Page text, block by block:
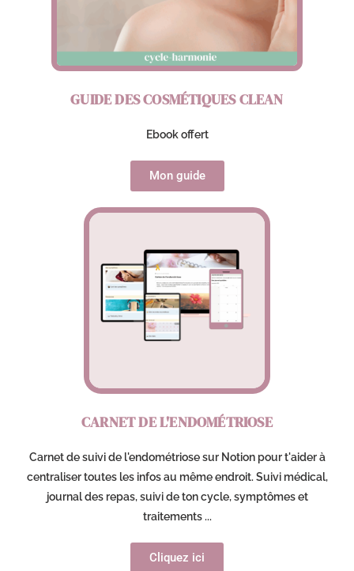
GUIDE DES COSMÉTIQUES CLEAN
Ebook offert
Mon guide
CARNET DE L'ENDOMÉTRIOSE
Carnet de suivi de l'endométriose sur Notion pour t'aider à
centraliser toutes les infos au même endroit. Suivi médical,
journal des repas, suivi de ton cycle, symptômes et
traitements ...
Cliquez ici